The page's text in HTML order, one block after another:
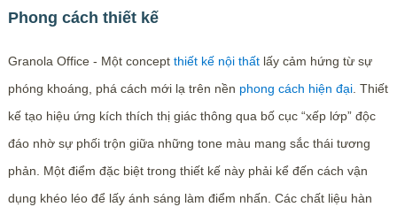
Phong cách thiết kế
Granola Office - Một concept thiết kế nội thấtlấy cảm hứng từ sự
phóng khoáng, phá cách mới lạ trên nền phong cách hiện đại. Thiết
kế tạo hiệu ứng kích thích thị giác thông qua bố cục “xếp lớp” độc
đáo nhờ sự phối trộn giữa những tone màu mang sắc thái tương
phản. Một điểm đặc biệt trong thiết kế này phải kể đến cách vận
dụng khéo léo để lấy ánh sáng làm điểm nhấn. Các chất liệu hàn